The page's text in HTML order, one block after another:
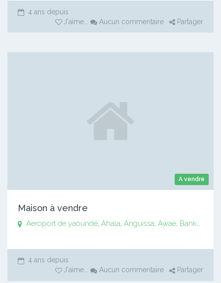
4 ans depuis
J'aime ... Aucun commentaire Partager
A vendre
Maison à vendre
Aeroport de yaoundé, Ahala, Anguissa, Awaé, Bankomo
4 ans depuis
J'aime... Aucun commentaire Partager